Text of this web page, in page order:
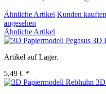
Ähnliche Artikel Kunden
angesehen
Ähnliche Artikel
3D
Artikel auf Lager.
5,49 € *